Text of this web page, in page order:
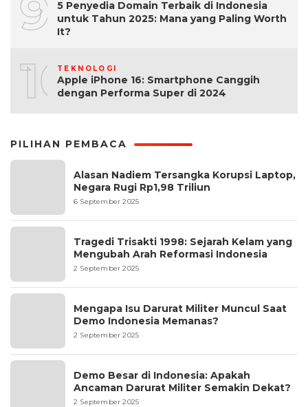
9
5 Penyedia Domain Terbaik di Indonesia
untuk Tahun 2025: Mana yang Paling Worth
It?
10TEKNOLOGI
Apple iPhone 16: Smartphone Canggih
dengan Performa Super di 2024
PILIHAN PEMBACA
Alasan Nadiem Tersangka Korupsi Laptop,
Negara Rugi Rp1,98 Triliun
6 September 2025
Tragedi Trisakti 1998: Sejarah Kelam yang
Mengubah Arah Reformasi Indonesia
2 September 2025
Mengapa Isu Darurat Militer Muncul Saat
Demo Indonesia Memanas?
2 September 2025
Demo Besar di Indonesia: Apakah
Ancaman Darurat Militer Semakin Dekat?
2 September 2025